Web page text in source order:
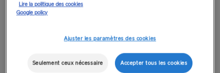
VOYAGER À PIED
Hoek van Holland – Harwich
Lire la politique des cookies
Google policy
Ajuster les paramètres des cookies
Seulement ceux nécessaire Accepter tous les cookies